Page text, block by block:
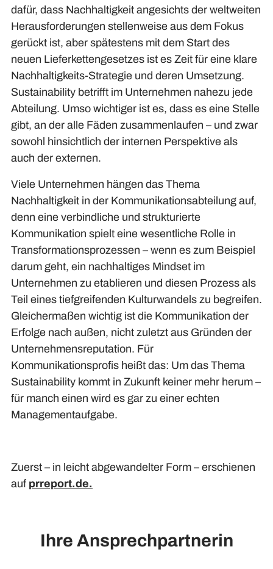
dafür, dass Nachhaltigkeit angesichts der weltweiten
Herausforderungen stellenweise aus dem Fokus
gerückt ist, aber spätestens mit dem Start des
neuen Lieferkettengesetzes ist es Zeit für eine klare
Nachhaltigkeits-Strategie und deren Umsetzung.
Sustainability betrifft im Unternehmen nahezu jede
Abteilung. Umso wichtiger ist es, dass es eine Stelle
gibt, an der alle Fäden zusammenlaufen – und zwar
sowohl hinsichtlich der internen Perspektive als
auch der externen.
Viele Unternehmen hängen das Thema
Nachhaltigkeit in der Kommunikationsabteilung auf,
denn eine verbindliche und strukturierte
Kommunikation spielt eine wesentliche Rolle in
Transformationsprozessen – wenn es zum Beispiel
darum geht, ein nachhaltiges Mindset im
Unternehmen zu etablieren und diesen Prozess als
Teil eines tiefgreifenden Kulturwandels zu begreifen.
Gleichermaßen wichtig ist die Kommunikation der
Erfolge nach außen, nicht zuletzt aus Gründen der
Unternehmensreputation. Für
Kommunikationsprofis heißt das: Um das Thema
Sustainability kommt in Zukunft keiner mehr herum –
für manch einen wird es gar zu einer echten
Managementaufgabe.
Zuerst – in leicht abgewandelter Form – erschienen
auf prreport.de.
Ihre Ansprechpartnerin